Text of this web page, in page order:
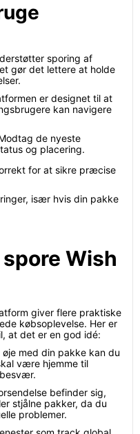
sporing af
gør det lettere at holde
er designet til at
kan navigere
de nyeste
og placering.
for at sikre præcise
især hvis din pakke
Wish
giver flere praktiske
købsoplevelse. Her er
at det er en god idé:
øje med din pakke kan du
være hjemme til
befinder sig,
stjålne pakker, da du
problemer.